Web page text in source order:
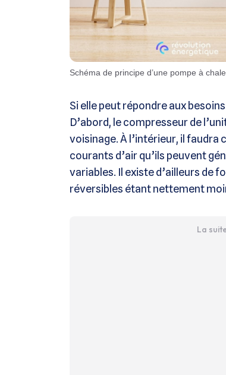
Schéma de principe d’une pompe à
Si elle peut répondre aux
D’abord, le compresseur de
voisinage. À l’intérieur, il faudra
courants d’air qu’ils peuvent
variables. Il existe d’ailleurs de
réversibles étant nettement
La